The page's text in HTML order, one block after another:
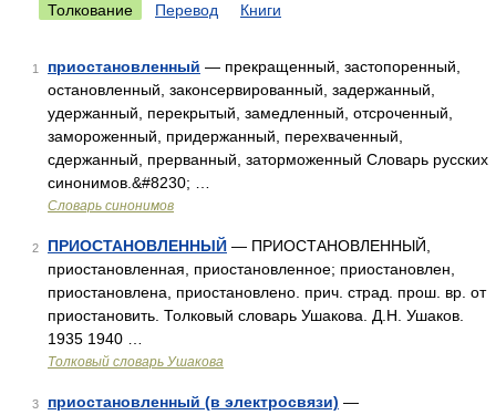
Толкование Перевод Книги
1 приостановленный — прекращенный, застопоренный,
остановленный, законсервированный, задержанный,
удержанный, перекрытый, замедленный, отсроченный,
замороженный, придержанный, перехваченный,
сдержанный, прерванный, заторможенный Словарь русских
синонимов.&#8230; …
Словарь синонимов
2 ПРИОСТАНОВЛЕННЫЙ — ПРИОСТАНОВЛЕННЫЙ,
приостановленная, приостановленное; приостановлен,
приостановлена, приостановлено. прич. страд. прош. вр. от
приостановить. Толковый словарь Ушакова. Д.Н. Ушаков.
1935 1940 …
Толковый словарь Ушакова
3 приостановленный (в электросвязи) —